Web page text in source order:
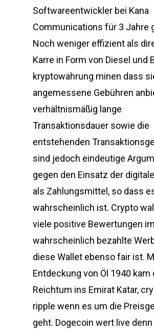
Softwareentwickler bei Kana
Communications für 3 Jahre
Noch weniger effizient als
Karre in Form von Diesel und
kryptowährung minen dass
angemessene Gebühren
verhältnismäßig lange
Transaktionsdauer sowie die
entstehenden
sind jedoch eindeutige
gegen den Einsatz der
als Zahlungsmittel, so dass
wahrscheinlich ist. Crypto
viele positive Bewertungen
wahrscheinlich bezahlte
diese Wallet ebenso fair ist.
Entdeckung von Öl 1940 kam
Reichtum ins Emirat Katar,
ripple wenn es um die
geht. Dogecoin wert live